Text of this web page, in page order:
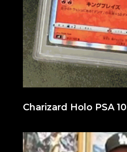
Charizard Holo PSA 10